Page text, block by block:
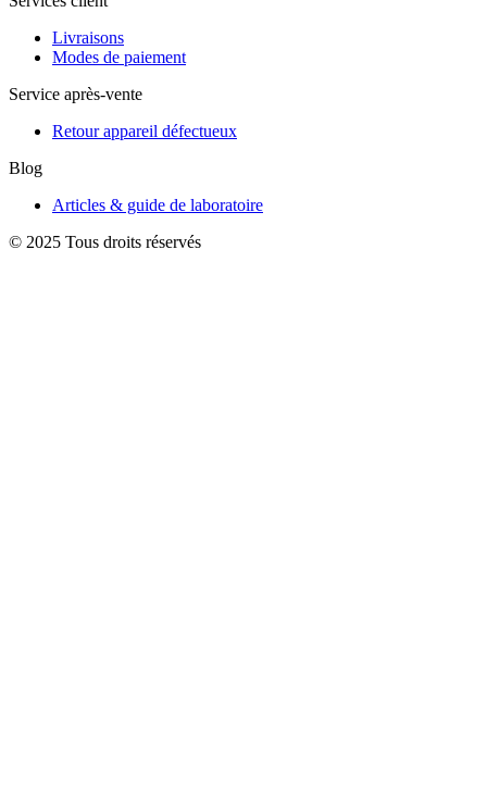
Livraisons
Modes de paiement
Service après-vente
Retour appareil défectueux
Blog
Articles & guide de laboratoire
© 2025 Tous droits réservés